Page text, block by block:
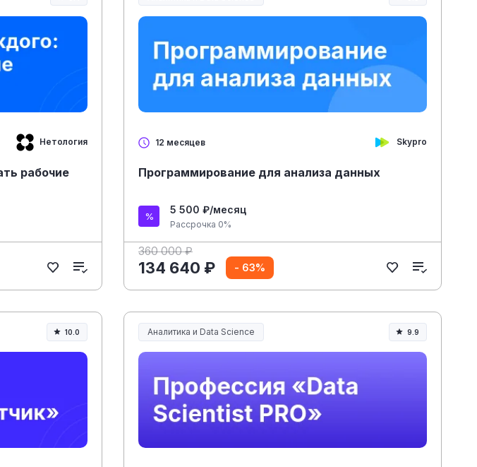
Нетология
рабочие
12 месяцев Skypro
Программирование для анализа данных
5 500 ₽/месяц
Рассрочка 0%
360 000 ₽
134 640 ₽ - 63%
10.0 Аналитика и Data Science 9.9